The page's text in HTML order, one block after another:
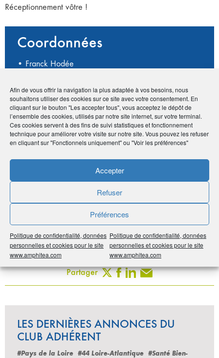
Afin de vous offrir la navigation la plus adaptée à vos besoins, nous
souhaitons utiliser des cookies sur ce site avec votre consentement. En
cliquant sur le bouton "Les accepter tous", vous acceptez le dépôt de
l’ensemble des cookies, utilisés par notre site internet, sur votre terminal.
Ces cookies servent à des fins de suivi statistiques et fonctionnement
technique pour améliorer votre visite sur notre site. Vous pouvez les refuser
en cliquant sur "Fonctionnels uniquement" ou "Voir les préférences"
Accepter
Refuser
Préférences
Politique de confidentialité, données
personnelles et cookies pour le site
www.amphitea.com
Politique de confidentialité, données
personnelles et cookies pour le site
www.amphitea.com
Réceptionnement vôtre !
Coordonnées
• Franck Hodée
•contact@chapi-chapo.net
•http://www.chapi-chapo.net/
Avantage adhérents
25 septembre 2020
Imprimer
Partager
LES DERNIÈRES ANNONCES DU
CLUB ADHÉRENT
#Pays de la Loire #44 Loire-Atlantique #Santé Bien-